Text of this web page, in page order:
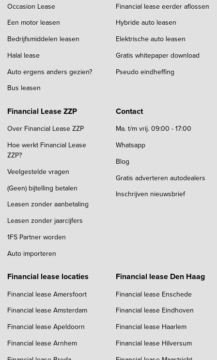
Occasion Lease
Een motor leasen
Bedrijfsmiddelen leasen
Halal lease
Auto ergens anders gezien?
Bus leasen
Financial lease eerder aflossen
Hybride auto leasen
Elektrische auto leasen
Gratis whitepaper download
Pseudo eindheffing
Financial Lease ZZP
Over Financial Lease ZZP
Hoe werkt Financial Lease
ZZP?
Veelgestelde vragen
(Geen) bijtelling betalen
Leasen zonder aanbetaling
Leasen zonder jaarcijfers
1FS Partner worden
Auto importeren
Contact
Ma. t/m vrij. 09:00 - 17:00
Whatsapp
Blog
Gratis adverteren autodealers
Inschrijven nieuwsbrief
Financial lease locaties
Financial lease Amersfoort
Financial lease Amsterdam
Financial lease Apeldoorn
Financial lease Arnhem
Financial lease Den Haag
Financial lease Enschede
Financial lease Eindhoven
Financial lease Haarlem
Financial lease Hilversum